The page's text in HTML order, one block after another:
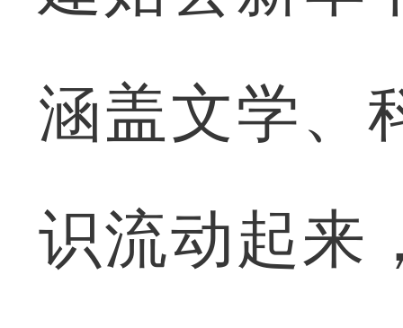
涵盖文学、
识流动起来